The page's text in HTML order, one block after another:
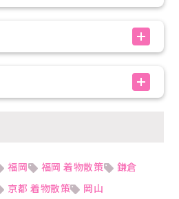
福岡 福岡 着物散策
鎌倉
京都 着物散策
岡山